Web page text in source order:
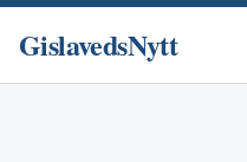
GislavedsNytt